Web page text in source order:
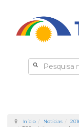
Início Notícias